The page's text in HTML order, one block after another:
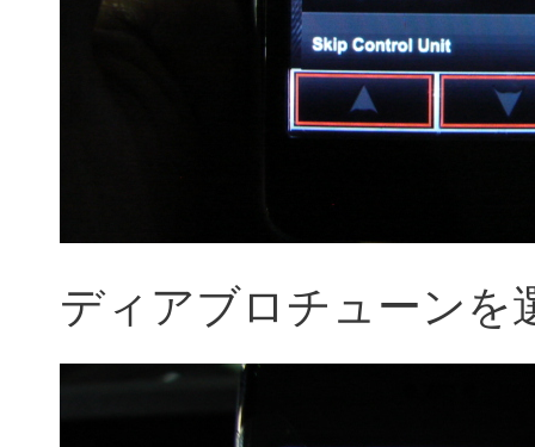
ディアブロチューンを